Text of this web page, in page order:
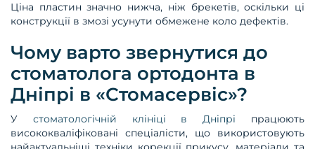
Ціна пластин значно нижча, ніж брекетів, оскільки ці
конструкції в змозі усунути обмежене коло дефектів.
Чому варто звернутися до
стоматолога ортодонта в
Дніпрі в «Стомасервіс»?
У стоматологічній клініці в Дніпрі працюють
висококваліфіковані спеціалісти, що використовують